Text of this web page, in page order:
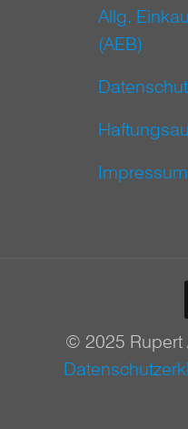
Allg.
(AEB)
Impressum
© 2025